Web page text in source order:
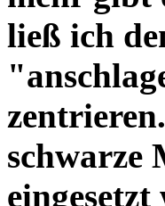
ließ ich
schwarze